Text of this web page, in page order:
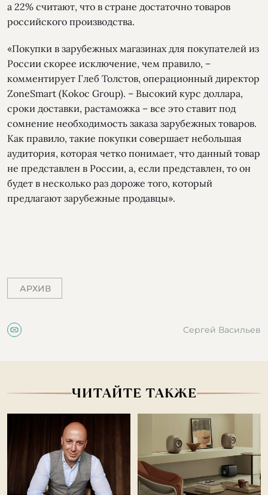
а 22% считают, что в стране достаточно товаров
российского производства.
«Покупки в зарубежных магазинах для покупателей из
России скорее исключение, чем правило, –
комментирует Глеб Толстов, операционный директор
ZoneSmart (Kokoc Group). – Высокий курс доллара,
сроки доставки, растаможка – все это ставит под
сомнение необходимость заказа зарубежных товаров.
Как правило, такие покупки совершает небольшая
аудитория, которая четко понимает, что данный товар
не представлен в России, а, если представлен, то он
будет в несколько раз дороже того, который
предлагают зарубежные продавцы».
АРХИВ
Сергей Васильев
ЧИТАЙТЕ ТАКЖЕ